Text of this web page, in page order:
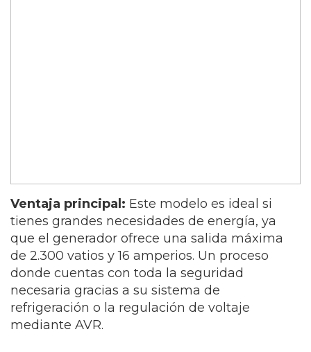
Ventaja principal: Este modelo es ideal si
tienes grandes necesidades de energía, ya
que el generador ofrece una salida máxima
de 2.300 vatios y 16 amperios. Un proceso
donde cuentas con toda la seguridad
necesaria gracias a su sistema de
refrigeración o la regulación de voltaje
mediante AVR.